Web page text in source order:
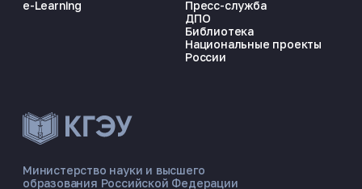
ЭНЕРГОКОД — ПОМОЩНИК КГЭУ
Министерство науки и высшего
образования Российской Федерации
e-Learning
Пресс-служба
ДПО
Библиотека
Национальные проекты
России